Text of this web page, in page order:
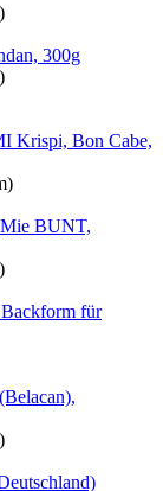
300g
Krispi, Bon Cabe,
BUNT,
Backform für